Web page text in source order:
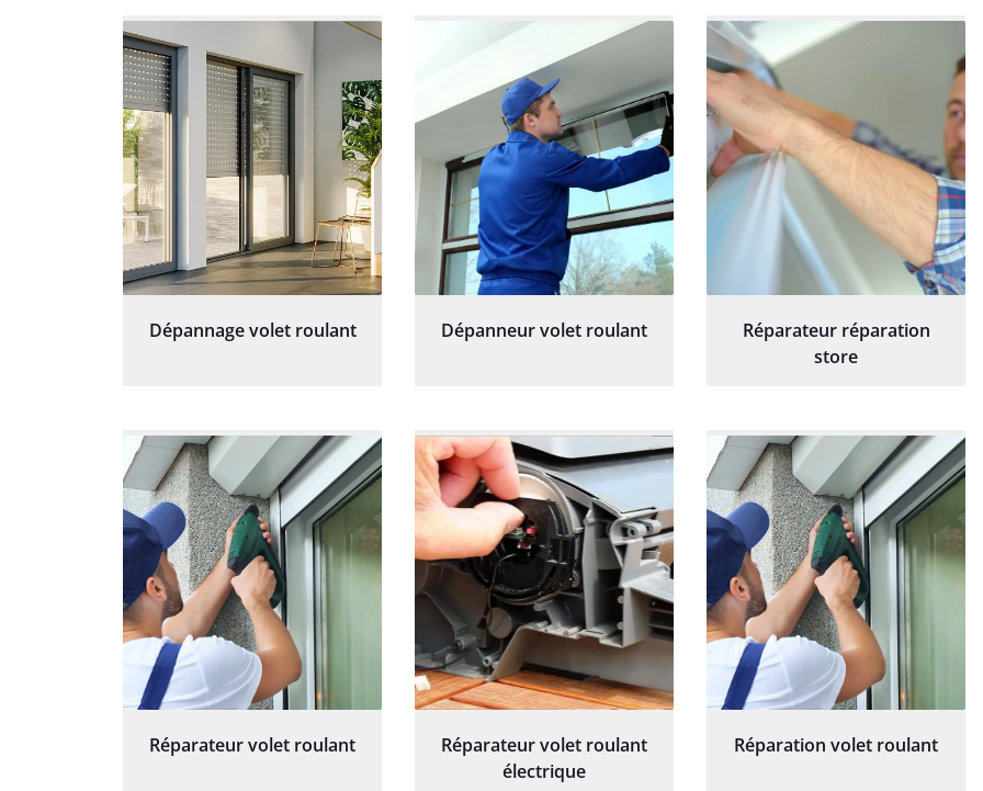
Dépannage volet roulant Dépanneur volet roulant
Réparateur réparation
store
Réparateur volet roulant
Réparateur volet roulant
électrique
Réparation volet roulant
Réparation efficace du
mécanisme de mon volet
roulant.
Dépannage efficace sur un
Intervention rapide.